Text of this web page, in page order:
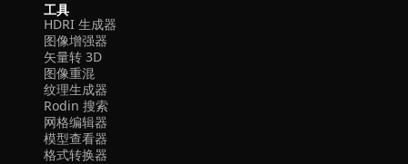
工具
HDRI 生成器
图像增强器
矢量转 3D
图像重混
纹理生成器
Rodin 搜索
网格编辑器
模型查看器
格式转换器